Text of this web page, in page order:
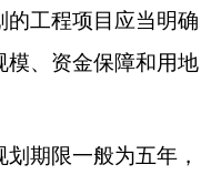
工程项目应当明确
模、资金保障和用地
期限一般为五年，